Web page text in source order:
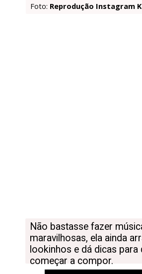
Não bastasse fazer
maravilhosas, ela ainda
lookinhos e dá dicas para
começar a compor.
Foto: Reprodução Instagram